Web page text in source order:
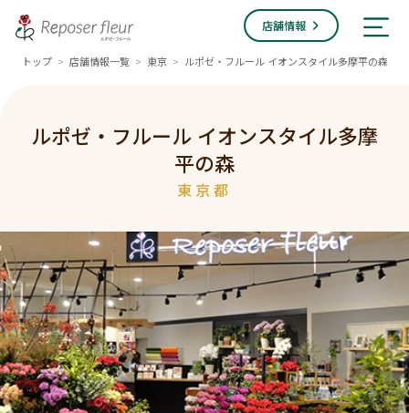
店舗情報
トップ > 店舗情報一覧 > 東京 > ルポゼ・フルール イオンスタイル多摩平の森
ルポゼ・フルール イオンスタイル多摩
平の森
東京都